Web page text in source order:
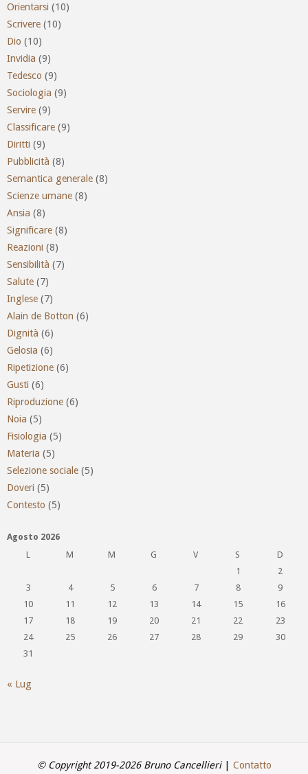
Orientarsi (10)
Scrivere (10)
Dio (10)
Invidia (9)
Tedesco (9)
Sociologia (9)
Servire (9)
Classificare (9)
Diritti (9)
Pubblicità (8)
Semantica generale (8)
Scienze umane (8)
Ansia (8)
Significare (8)
Reazioni (8)
Sensibilità (7)
Salute (7)
Inglese (7)
Alain de Botton (6)
Dignità (6)
Gelosia (6)
Ripetizione (6)
Gusti (6)
Riproduzione (6)
Noia (5)
Fisiologia (5)
Materia (5)
Selezione sociale (5)
Doveri (5)
Contesto (5)
Agosto 2026
L
M M G V S
D
1
2
3
4 5 6 7 8
9
10
11 12 13 14 15
16
17
18 19 20 21 22
23
24
25 26 27 28 29
30
31
« Lug
© Copyright 2019-2026 Bruno Cancellieri| Contatto